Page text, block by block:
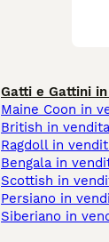
Gatti e Gattini
Maine Coon in
British in vendita
Ragdoll in
Bengala in
Scottish in
Persiano in
Siberiano in